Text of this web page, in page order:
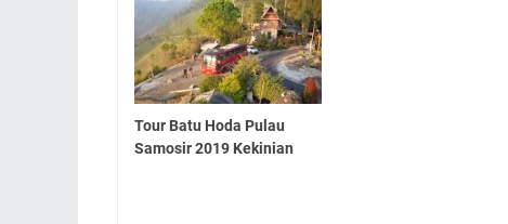
Tour Batu Hoda Pulau
Samosir 2019 Kekinian